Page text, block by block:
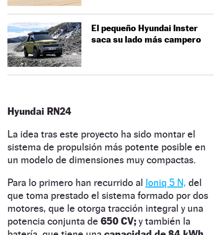
El pequeño Hyundai Inster
saca su lado más campero
Hyundai RN24
La idea tras este proyecto ha sido montar el
sistema de propulsión más potente posible en
un modelo de dimensiones muy compactas.
Para lo primero han recurrido al Ioniq 5 N, del
que toma prestado el sistema formado por dos
motores, que le otorga tracción integral y una
potencia conjunta de 650 CV; y también la